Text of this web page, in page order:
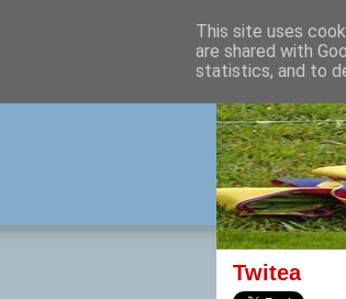
Twitea
This site uses
are shared with
statistics, and to